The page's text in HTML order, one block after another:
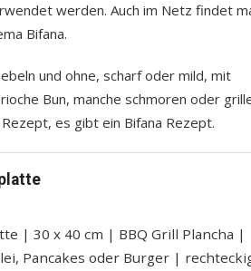
werden. Auch im Netz findet
Bifana.
und ohne, scharf oder mild, mit
Bun, manche schmoren oder
es gibt ein Bifana Rezept.
| 30 x 40 cm | BBQ Grill Plancha |
Pancakes oder Burger |